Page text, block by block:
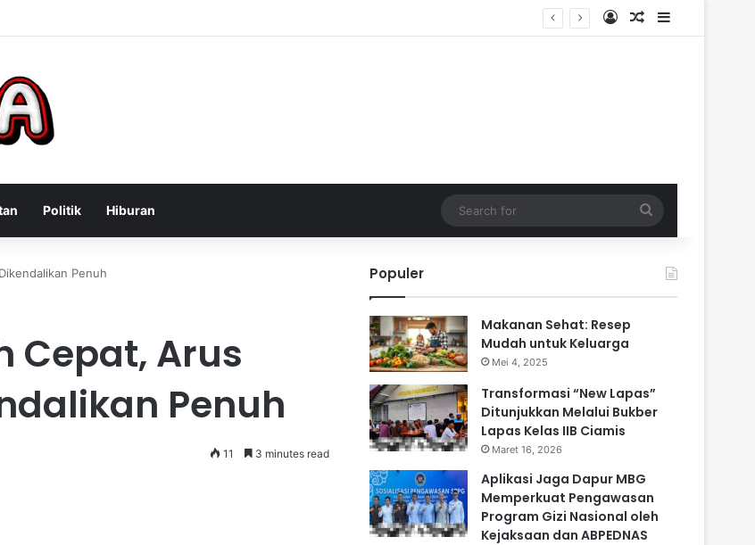
Bisnis Online untuk Meningkatkan Pendapatan Berdasarkan Pengalaman Praktis Log InRandom Article
Sidebar
Politik Hiburan
for
Penuh
Cepat, Arus
Penuh
11 3 minutes read
Populer
Makanan Sehat: Resep
Mudah untuk Keluarga
Mei 4, 2025
Transformasi “New Lapas”
Ditunjukkan Melalui Bukber
Lapas Kelas IIB Ciamis
Maret 16, 2026
Aplikasi Jaga Dapur MBG
Memperkuat Pengawasan
Program Gizi Nasional oleh
Kejaksaan dan ABPEDNAS